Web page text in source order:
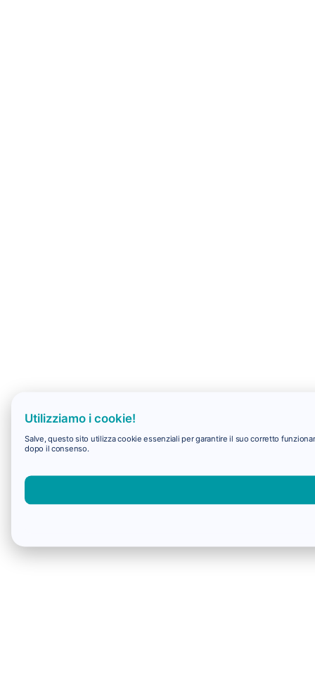
Utilizziamo i cookie!
Salve, questo sito utilizza cookie essenziali per garantire il suo corretto
dopo il consenso.